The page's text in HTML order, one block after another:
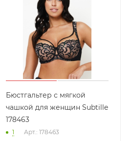
Бюстгальтер с мягкой
чашкой для женщин Subtille
178463
1 Арт.: 178463